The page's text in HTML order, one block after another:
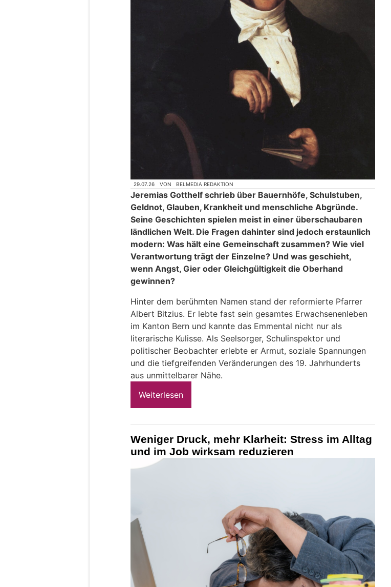
29.07.26 VON BELMEDIA REDAKTION
Jeremias Gotthelf schrieb über Bauernhöfe, Schulstuben,
Geldnot, Glauben, Krankheit und menschliche Abgründe.
Seine Geschichten spielen meist in einer überschaubaren
ländlichen Welt. Die Fragen dahinter sind jedoch erstaunlich
modern: Was hält eine Gemeinschaft zusammen? Wie viel
Verantwortung trägt der Einzelne? Und was geschieht,
wenn Angst, Gier oder Gleichgültigkeit die Oberhand
gewinnen?
Hinter dem berühmten Namen stand der reformierte Pfarrer
Albert Bitzius. Er lebte fast sein gesamtes Erwachsenenleben
im Kanton Bern und kannte das Emmental nicht nur als
literarische Kulisse. Als Seelsorger, Schulinspektor und
politischer Beobachter erlebte er Armut, soziale Spannungen
und die tiefgreifenden Veränderungen des 19. Jahrhunderts
aus unmittelbarer Nähe.
Weiterlesen
Weniger Druck, mehr Klarheit: Stress im Alltag
und im Job wirksam reduzieren